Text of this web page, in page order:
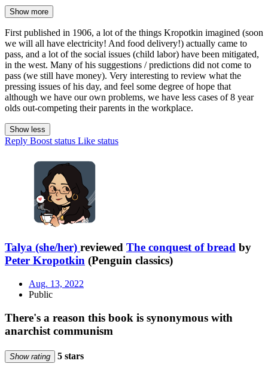
Show more
First published in 1906, a lot of the things Kropotkin imagined (soon
we will all have electricity! And food delivery!) actually came to
pass, and a lot of the social issues (child labor) have been mitigated,
in the west. Many of his suggestions / predictions did not come to
pass (we still have money). Very interesting to review what the
pressing issues of his day, and feel some degree of hope that
although we have our own problems, we have less cases of 8 year
olds out-competing their parents in the workplace.
Show less
Reply Boost status Like status
Talya (she/her) reviewed The conquest of bread by
Peter Kropotkin (Penguin classics)
Aug. 13, 2022
Public
There's a reason this book is synonymous with
anarchist communism
Show rating 5 stars